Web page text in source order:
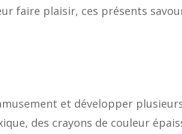
faire plaisir, ces présents
et développer
des crayons de couleur